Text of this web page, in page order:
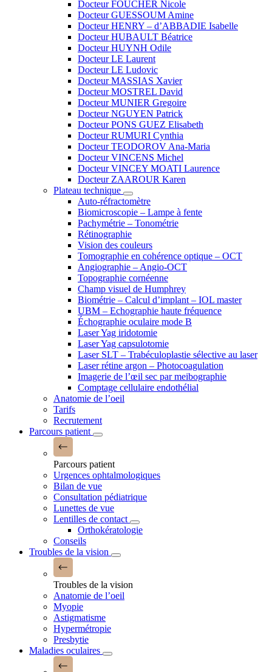
Docteur FOUCHER Nicole
Docteur GUESSOUM Amine
Docteur HENRY – d’ABBADIE Isabelle
Docteur HUBAULT Béatrice
Docteur HUYNH Odile
Docteur LE Laurent
Docteur LE Ludovic
Docteur MASSIAS Xavier
Docteur MOSTREL David
Docteur MUNIER Gregoire
Docteur NGUYEN Patrick
Docteur PONS GUEZ Elisabeth
Docteur RUMURI Cynthia
Docteur TEODOROV Ana-Maria
Docteur VINCENS Michel
Docteur VINCEY MOATI Laurence
Docteur ZAAROUR Karen
Plateau technique
Auto-réfractomètre
Biomicroscopie – Lampe à fente
Pachymétrie – Tonométrie
Rétinographie
Vision des couleurs
Tomographie en cohérence optique – OCT
Angiographie – Angio-OCT
Topographie cornéenne
Champ visuel de Humphrey
Biométrie – Calcul d’implant – IOL master
UBM – Echographie haute fréquence
Échographie oculaire mode B
Laser Yag iridotomie
Laser Yag capsulotomie
Laser SLT – Trabéculoplastie sélective au laser
Laser rétine argon – Photocoagulation
Imagerie de l’œil sec par meibographie
Comptage cellulaire endothélial
Anatomie de l’oeil
Tarifs
Recrutement
Parcours patient
Parcours patient
Urgences ophtalmologiques
Bilan de vue
Consultation pédiatrique
Lunettes de vue
Lentilles de contact
Orthokératologie
Conseils
Troubles de la vision
Troubles de la vision
Anatomie de l’oeil
Myopie
Astigmatisme
Hypermétropie
Presbytie
Maladies oculaires